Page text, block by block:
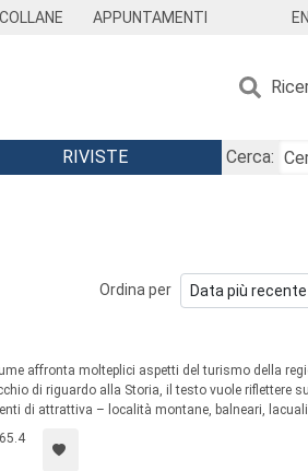
COLLANE APPUNTAMENTI
RIVISTE
Cerca:
Ordina per
affronta molteplici aspetti del turismo della
di riguardo alla Storia, il testo vuole riflettere
di attrattiva – località montane, balneari,